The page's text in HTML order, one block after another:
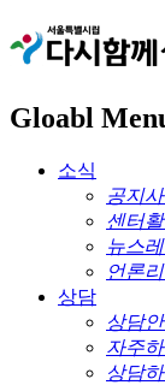
Gloabl
소식
공지
센터
뉴스
언론
상담
상담
자주
상담